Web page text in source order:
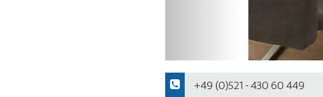
+49 (0)521 - 430 60 449